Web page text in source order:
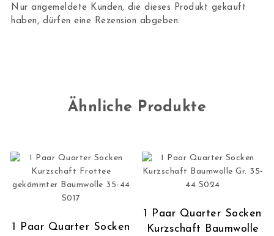
Nur angemeldete Kunden, die dieses Produkt gekauft
haben, dürfen eine Rezension abgeben.
Ähnliche Produkte
1 Paar Quarter Socken
1 Paar Quarter Socken
Kurzschaft Baumwolle